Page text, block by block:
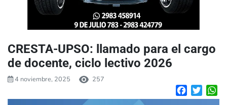
CRESTA-UPSO: llamado para el cargo
de docente, ciclo lectivo 2026
4 noviembre, 2025 257
Facebook